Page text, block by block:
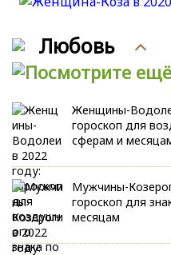
Любовь
Женщины-
гороскоп для
сферам и
Мужчины-
гороскоп для
месяцам